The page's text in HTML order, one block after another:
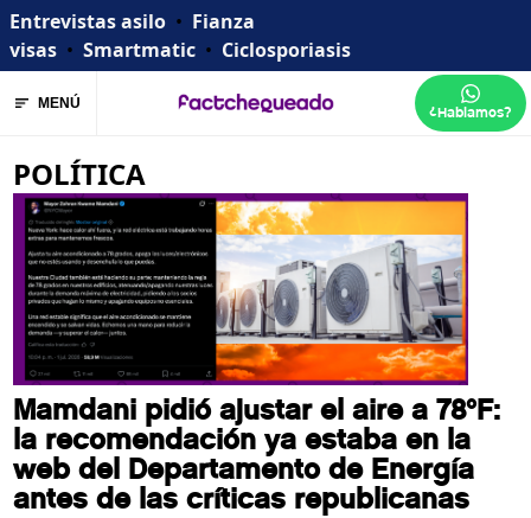
Entrevistas asilo • Fianza
visas • Smartmatic • Ciclosporiasis
MENÚ ¿Hablamos?
POLÍTICA
Mamdani pidió ajustar el aire a 78°F:
la recomendación ya estaba en la
web del Departamento de Energía
antes de las críticas republicanas